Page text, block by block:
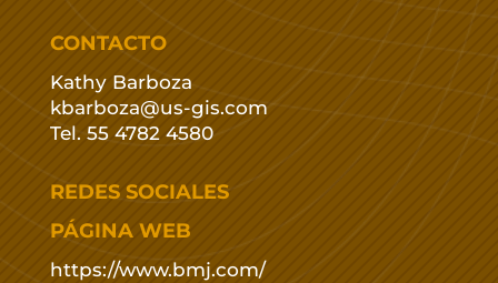
CONTACTO
Kathy Barboza
kbarboza@us-gis.com
Tel. 55 4782 4580
REDES SOCIALES
PÁGINA WEB
https://www.bmj.com/